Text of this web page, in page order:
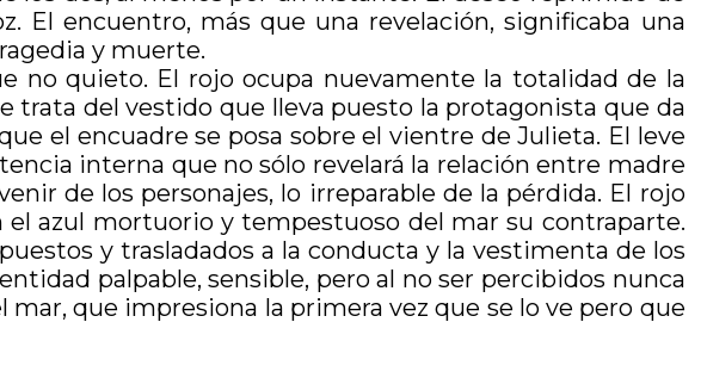
El encuentro, más que una revelación, significaba una
y muerte.
no quieto. El rojo ocupa nuevamente la totalidad de la
trata del vestido que lleva puesto la protagonista que da
el encuadre se posa sobre el vientre de Julieta. El leve
interna que no sólo revelará la relación entre madre
de los personajes, lo irreparable de la pérdida. El rojo
azul mortuorio y tempestuoso del mar su contraparte.
y trasladados a la conducta y la vestimenta de los
palpable, sensible, pero al no ser percibidos nunca
que impresiona la primera vez que se lo ve pero que